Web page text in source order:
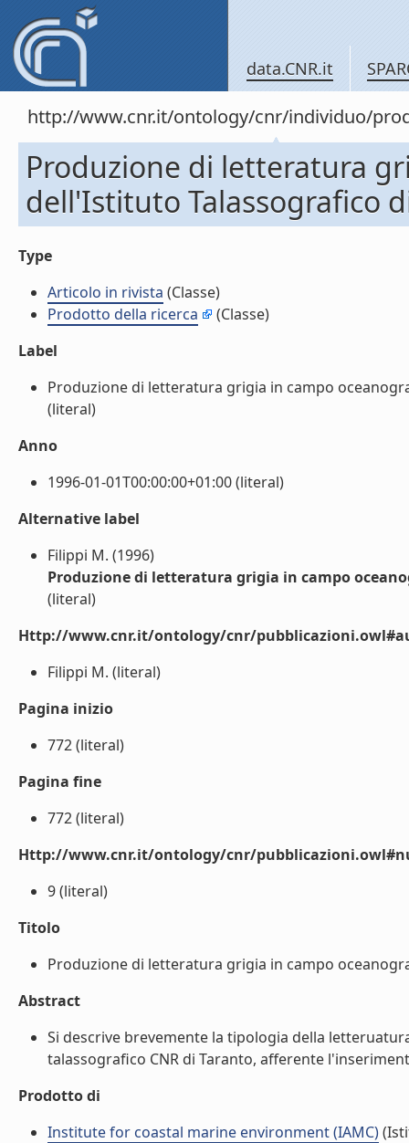
data.CNR.it
http://www.cnr.it/ontology/cnr/individuo/
Produzione di letteratura
dell'Istituto Talassografico
Type
Articolo in rivista (Classe)
Prodotto della ricerca
(Classe)
Label
Produzione di letteratura grigia in campo
(literal)
Anno
1996-01-01T00:00:00+01:00 (literal)
Alternative label
Filippi M. (1996)
Produzione di letteratura grigia in campo
(literal)
Http://www.cnr.it/ontology/cnr/
Filippi M. (literal)
Pagina inizio
772 (literal)
Pagina fine
772 (literal)
Http://www.cnr.it/ontology/cnr/
9 (literal)
Titolo
Produzione di letteratura grigia in campo
Abstract
Si descrive brevemente la tipologia della
talassografico CNR di Taranto, afferente
Prodotto di
Institute for coastal marine environment (IAMC)